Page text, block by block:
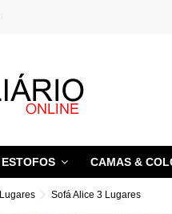
CAMAS &
Sofá Alice 3 Lugares